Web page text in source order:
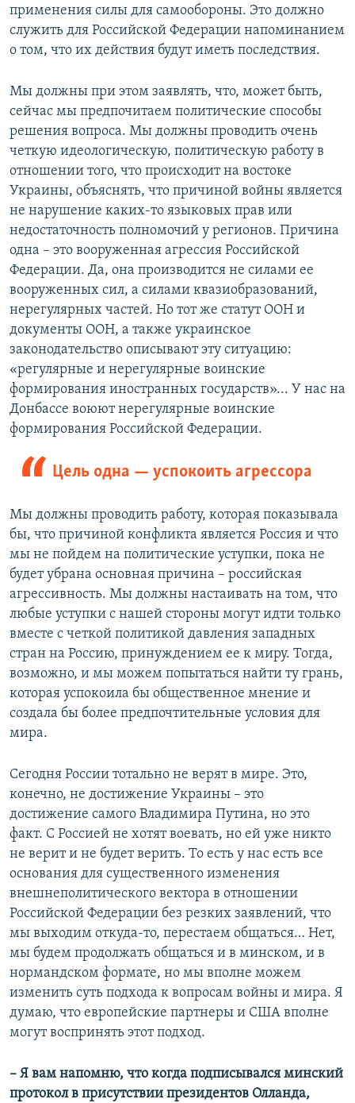
применения силы для самообороны. Это должно
служить для Российской Федерации напоминанием
о том, что их действия будут иметь последствия.
Мы должны при этом заявлять, что, может быть,
сейчас мы предпочитаем политические способы
решения вопроса. Мы должны проводить очень
четкую идеологическую, политическую работу в
отношении того, что происходит на востоке
Украины, объяснять, что причиной войны является
не нарушение каких-то языковых прав или
недостаточность полномочий у регионов. Причина
одна – это вооруженная агрессия Российской
Федерации. Да, она производится не силами ее
вооруженных сил, а силами квазиобразований,
нерегулярных частей. Но тот же статут ООН и
документы ООН, а также украинское
законодательство описывают эту ситуацию:
«регулярные и нерегулярные воинские
формирования иностранных государств»... У нас на
Донбассе воюют нерегулярные воинские
формирования Российской Федерации.
Цель одна — успокоить агрессора
Мы должны проводить работу, которая показывала
бы, что причиной конфликта является Россия и что
мы не пойдем на политические уступки, пока не
будет убрана основная причина – российская
агрессивность. Мы должны настаивать на том, что
любые уступки с нашей стороны могут идти только
вместе с четкой политикой давления западных
стран на Россию, принуждением ее к миру. Тогда,
возможно, и мы можем попытаться найти ту грань,
которая успокоила бы общественное мнение и
создала бы более предпочтительные условия для
мира.
Сегодня России тотально не верят в мире. Это,
конечно, не достижение Украины – это
достижение самого Владимира Путина, но это
факт. С Россией не хотят воевать, но ей уже никто
не верит и не будет верить. То есть у нас есть все
основания для существенного изменения
внешнеполитического вектора в отношении
Российской Федерации без резких заявлений, что
мы выходим откуда-то, перестаем общаться… Нет,
мы будем продолжать общаться и в минском, и в
нормандском формате, но мы вполне можем
изменить суть подхода к вопросам войны и мира. Я
думаю, что европейские партнеры и США вполне
могут воспринять этот подход.
–​ Я вам напомню, что когда подписывался минский
протокол в присутствии президентов Олланда,